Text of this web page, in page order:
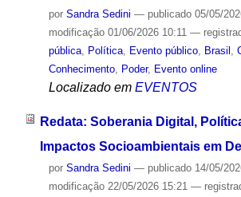
por Sandra Sedini — publicado05/05/
modificação01/06/2026 10:11 —
pública, Política, Evento público, Brasil
Conhecimento, Poder, Evento online
Localizado em EVENTOS
Redata: Soberania Digital,
Impactos Socioambientais em
por Sandra Sedini — publicado14/05/
modificação22/05/2026 15:21 —